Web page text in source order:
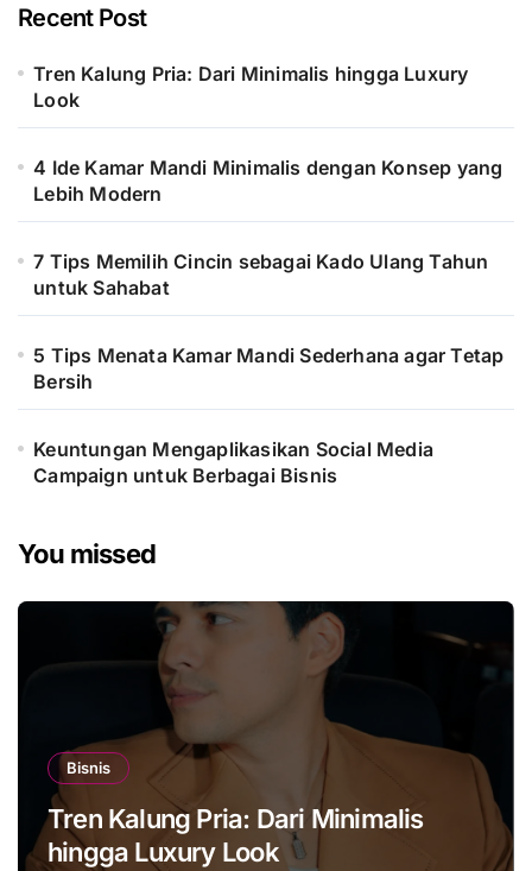
Recent Post
Tren Kalung Pria: Dari Minimalis hingga Luxury
Look
4 Ide Kamar Mandi Minimalis dengan Konsep yang
Lebih Modern
7 Tips Memilih Cincin sebagai Kado Ulang Tahun
untuk Sahabat
5 Tips Menata Kamar Mandi Sederhana agar Tetap
Bersih
Keuntungan Mengaplikasikan Social Media
Campaign untuk Berbagai Bisnis
You missed
Bisnis
Tren Kalung Pria: Dari Minimalis
hingga Luxury Look